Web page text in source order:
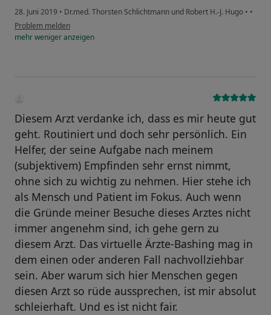
28. Juni 2019 • Dr.med. Thorsten Schlichtmann und Robert H.-J. Hugo • •
Problem melden
mehrwenigeranzeigen
Diesem Arzt verdanke ich, dass es mir heute gut
geht. Routiniert und doch sehr persönlich. Ein
Helfer, der seine Aufgabe nach meinem
(subjektivem) Empfinden sehr ernst nimmt,
ohne sich zu wichtig zu nehmen. Hier stehe ich
als Mensch und Patient im Fokus. Auch wenn
die Gründe meiner Besuche dieses Arztes nicht
immer angenehm sind, ich gehe gern zu
diesem Arzt. Das virtuelle Ärzte-Bashing mag in
dem einen oder anderen Fall nachvollziehbar
sein. Aber warum sich hier Menschen gegen
diesen Arzt so rüde aussprechen, ist mir absolut
schleierhaft. Und es ist nicht fair.